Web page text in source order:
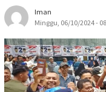
Iman
Minggu, 06/10/2024 -